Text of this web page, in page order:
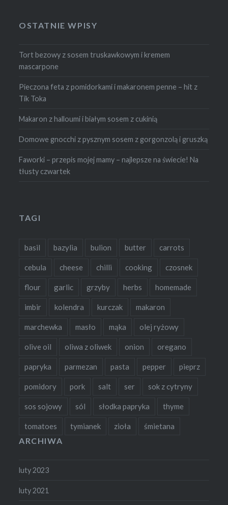
OSTATNIE WPISY
Tort bezowy z sosem truskawkowym i kremem
mascarpone
Pieczona feta z pomidorkami i makaronem penne – hit z
Tik Toka
Makaron z halloumi i białym sosem z cukinią
Domowe gnocchi z pysznym sosem z gorgonzolą i gruszką
Faworki – przepis mojej mamy – najlepsze na świecie! Na
tłusty czwartek
TAGI
basil bazylia bulion butter carrots
cebula cheese chilli cooking czosnek
flour garlic grzyby herbs homemade
imbir kolendra kurczak makaron
marchewka masło mąka olej ryżowy
olive oil oliwa z oliwek onion oregano
papryka parmezan pasta pepper pieprz
pomidory pork salt ser sok z cytryny
sos sojowy sól słodka papryka thyme
tomatoes tymianek zioła śmietana
ARCHIWA
luty 2023
luty 2021